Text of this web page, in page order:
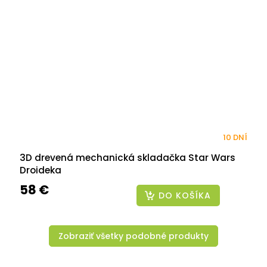
3D drevená mechanická skladačka Star Wars
Droideka
10 DNÍ
58 € DO KOŠÍKA
Zobraziť všetky podobné produkty